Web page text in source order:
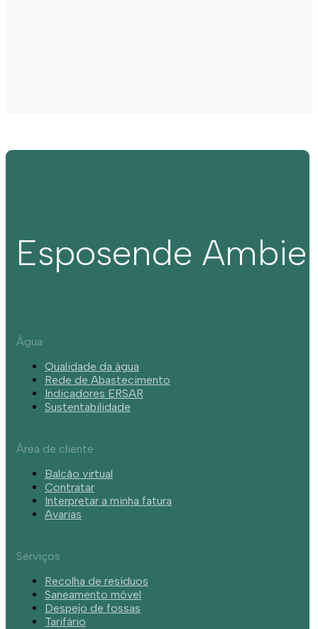
Esposende
Água
Qualidade da água
Rede de Abastecimento
Indicadores ERSAR
Sustentabilidade
Área de cliente
Balcão virtual
Contratar
Interpretar a minha fatura
Avarias
Serviços
Recolha de resíduos
Saneamento móvel
Despejo de fossas
Tarifário